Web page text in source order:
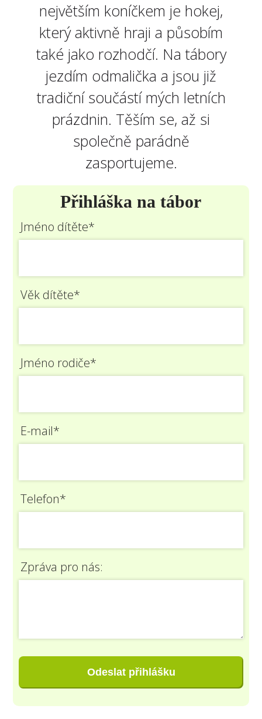
největším koníčkem je hokej,
který aktivně hraji a působím
také jako rozhodčí. Na tábory
jezdím odmalička a jsou již
tradiční součástí mých letních
prázdnin. Těším se, až si
společně parádně
zasportujeme.
Přihláška na tábor
Jméno dítěte*
Věk dítěte*
Jméno rodiče*
E-mail*
Telefon*
Zpráva pro nás:
Odeslat přihlášku